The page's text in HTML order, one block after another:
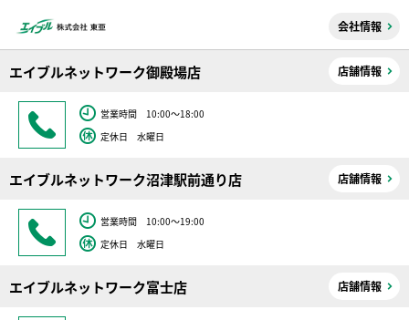
会社情報
エイブルネットワーク御殿場店 店舗情報
営業時間 10:00～18:00
定休日 水曜日
エイブルネットワーク沼津駅前通り店 店舗情報
営業時間 10:00～19:00
定休日 水曜日
エイブルネットワーク富士店 店舗情報